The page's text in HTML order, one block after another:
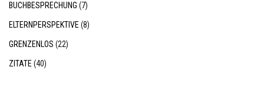
BUCHBESPRECHUNG (7)
ELTERNPERSPEKTIVE(8)
GRENZENLOS (22)
ZITATE(40)